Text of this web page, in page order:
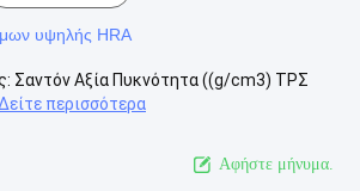
υψηλής HRA
Σαντόν Αξία Πυκνότητα ((g/cm3) ΤΡΣ
περισσότερα
Αφήστε μήνυμα.